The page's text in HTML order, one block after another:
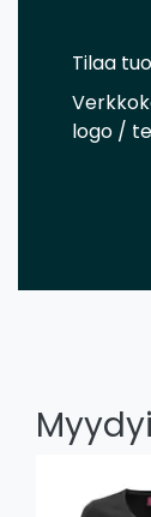
Tilaa
logo /